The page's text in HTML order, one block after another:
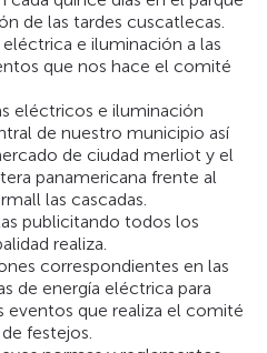
de las tardes cuscatlecas.
e iluminación a las
que nos hace el comité
eléctricos e iluminación
de nuestro municipio así
de ciudad merliot y el
panamericana frente al
las cascadas.
publicitando todos los
realiza.
correspondientes en las
de energía eléctrica para
eventos que realiza el comité
festejos.